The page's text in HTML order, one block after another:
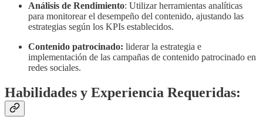
Análisis de Rendimiento: Utilizar herramientas analíticas
para monitorear el desempeño del contenido, ajustando las
estrategias según los KPIs establecidos.
Contenido patrocinado: liderar la estrategia e
implementación de las campañas de contenido patrocinado en
redes sociales.
Habilidades y Experiencia Requeridas: